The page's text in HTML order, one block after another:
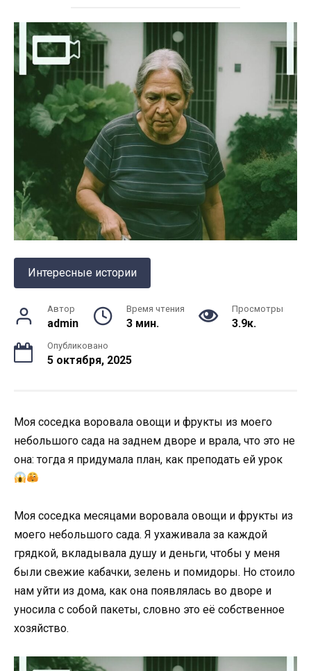
Интересные истории
Автор
admin
Время чтения
3 мин.
Просмотры
3.9к.
Опубликовано
5 октября, 2025
Моя соседка воровала овощи и фрукты из моего
небольшого сада на заднем дворе и врала, что это не
она: тогда я придумала план, как преподать ей урок
Моя соседка месяцами воровала овощи и фрукты из
моего небольшого сада. Я ухаживала за каждой
грядкой, вкладывала душу и деньги, чтобы у меня
были свежие кабачки, зелень и помидоры. Но стоило
нам уйти из дома, как она появлялась во дворе и
уносила с собой пакеты, словно это её собственное
хозяйство.